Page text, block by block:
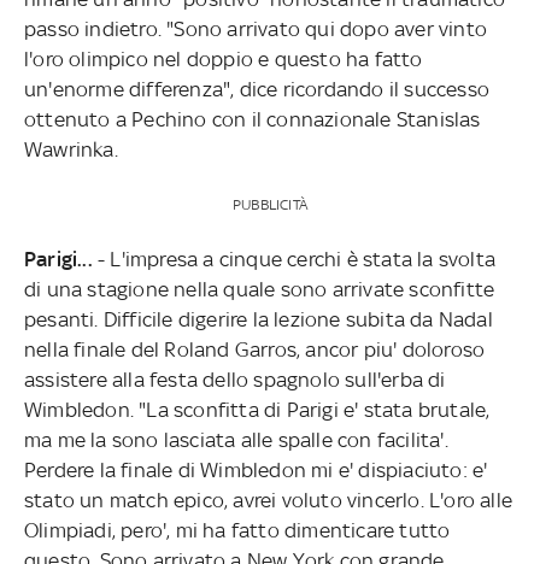
passo indietro. "Sono arrivato qui dopo aver vinto
l'oro olimpico nel doppio e questo ha fatto
un'enorme differenza", dice ricordando il successo
ottenuto a Pechino con il connazionale Stanislas
Wawrinka.
PUBBLICITÀ
Parigi... - L'impresa a cinque cerchi è stata la svolta
di una stagione nella quale sono arrivate sconfitte
pesanti. Difficile digerire la lezione subita da Nadal
nella finale del Roland Garros, ancor piu' doloroso
assistere alla festa dello spagnolo sull'erba di
Wimbledon. "La sconfitta di Parigi e' stata brutale,
ma me la sono lasciata alle spalle con facilita'.
Perdere la finale di Wimbledon mi e' dispiaciuto: e'
stato un match epico, avrei voluto vincerlo. L'oro alle
Olimpiadi, pero', mi ha fatto dimenticare tutto